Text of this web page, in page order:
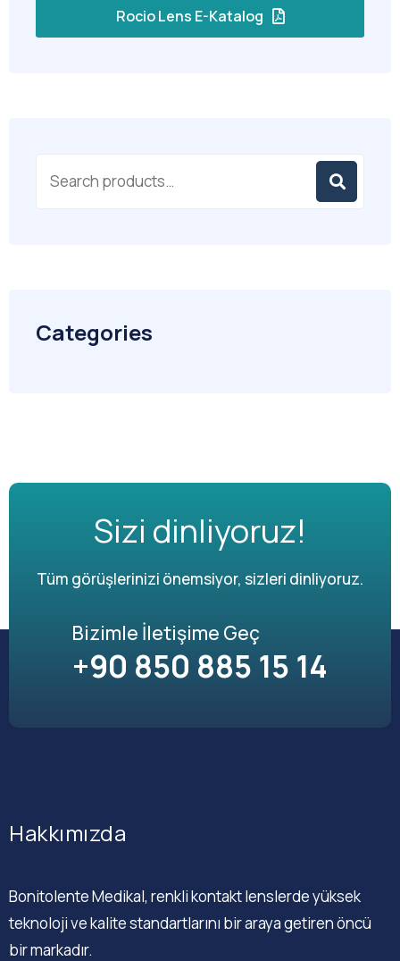
Rocio Lens E-Katalog
Categories
Sizi dinliyoruz!
Tüm görüşlerinizi önemsiyor, sizleri dinliyoruz.
Bizimle İletişime Geç
+90 850 885 15 14
Hakkımızda
Bonitolente Medikal, renkli kontakt lenslerde yüksek
teknoloji ve kalite standartlarını bir araya getiren öncü
bir markadır.